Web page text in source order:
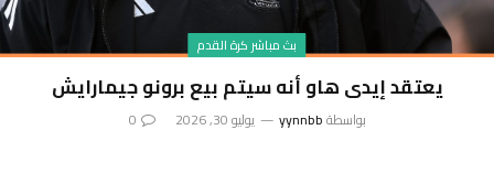
بث مباشر كرة القدم
يعتقد إيدي هاو أنه سيتم بيع برونو جيمارايش
بواسطةyynnbb يوليو 30, 2026 0